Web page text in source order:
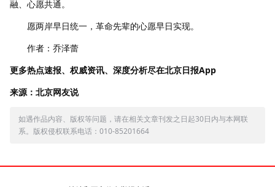
融、心愿共通。
愿两岸早日统一，革命先辈的心愿早日实现。
作者：乔泽蕾
更多热点速报、权威资讯、深度分析尽在北京日报App
来源：北京网友说
如遇作品内容、版权等问题，请在相关文章刊发之日起30日内与本网联
系。版权侵权联系电话：010-85201664